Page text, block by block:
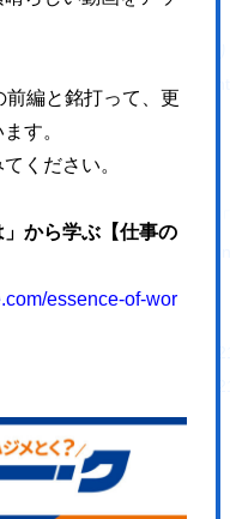
前編と銘打って、更
す。
ください。
」から学ぶ【仕事の
essence-of-wor
" />
hajimecreate.com/wp-
/>
かやま子育て応援宣言企業
hajimecreate.com/wp-